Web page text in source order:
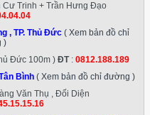
Trinh + Trần Hưng Đạo
, TP. Thủ Đức( Xem bản đồ chỉ
)
Đức 100m ) ĐT: 0812.188.189
Bình ( Xem bản đồ chỉ đường )
Văn Thụ , Đối Diện